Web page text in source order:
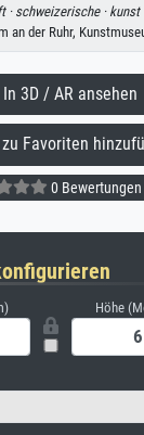
· schweizerische · kunst
an der Ruhr,
In 3D / AR ansehen
Favoriten
0 Bewertungen
Höhe